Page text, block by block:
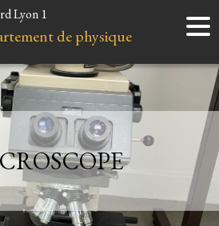
Accueil
Instruments
Minéraux
Liens et ressources
Lyon 1
de physique